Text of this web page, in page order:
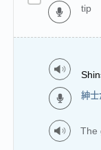
tip
紳士
The